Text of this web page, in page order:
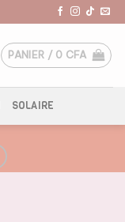
PANIER / 0 CFA
SOLAIRE